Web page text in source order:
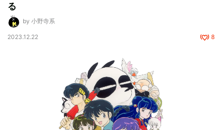
る
by 小野寺系
2023.12.22 8